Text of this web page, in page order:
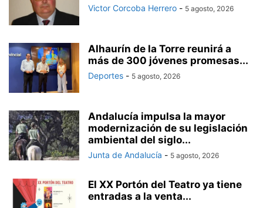
Victor Corcoba Herrero - 5 agosto, 2026
Alhaurín de la Torre reunirá a
más de 300 jóvenes promesas...
Deportes - 5 agosto, 2026
Andalucía impulsa la mayor
modernización de su legislación
ambiental del siglo...
Junta de Andalucía - 5 agosto, 2026
El XX Portón del Teatro ya tiene
entradas a la venta...